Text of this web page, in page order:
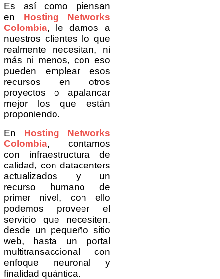
Es así como piensan
en Hosting Networks
Colombia, le damos a
nuestros clientes lo que
realmente necesitan, ni
más ni menos, con eso
pueden emplear esos
recursos en otros
proyectos o apalancar
mejor los que están
proponiendo.
En Hosting Networks
Colombia, contamos
con infraestructura de
calidad, con datacenters
actualizados y un
recurso humano de
primer nivel, con ello
podemos proveer el
servicio que necesiten,
desde un pequeño sitio
web, hasta un portal
multitransaccional con
enfoque neuronal y
finalidad quántica.